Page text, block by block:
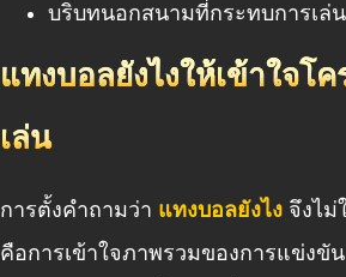
บริบทนอกสนามที่กระทบการเล่น
แทงบอลยังไงให้เข้าใจโค
เล่น
การตั้งคำถามว่า แทงบอลยังไง จึงไม่
คือการเข้าใจภาพรวมของการแข่งขั